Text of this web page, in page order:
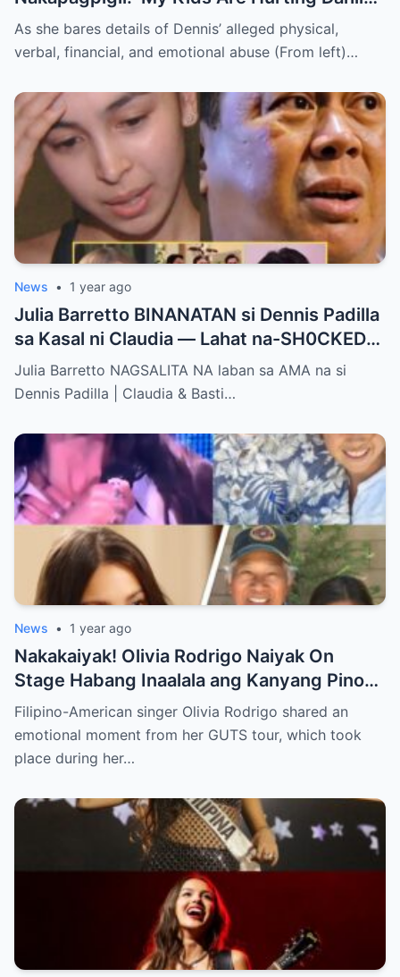
Kay Dennis Padilla’ – Hindi Niyo Alam Ang
Nangyayari Behind Closed Doors!
As she bares details of Dennis’ alleged physical,
verbal, financial, and emotional abuse (From left)…
News • 1 year ago
Julia Barretto BINANATAN si Dennis Padilla
sa Kasal ni Claudia — Lahat na-SH0CKED
sa Mga Binitawang Salita Niya!
Julia Barretto NAGSALITA NA laban sa AMA na si
Dennis Padilla | Claudia & Basti…
News • 1 year ago
Nakakaiyak! Olivia Rodrigo Naiyak On
Stage Habang Inaalala ang Kanyang Pinoy
Roots!
Filipino-American singer Olivia Rodrigo shared an
emotional moment from her GUTS tour, which took
place during her…